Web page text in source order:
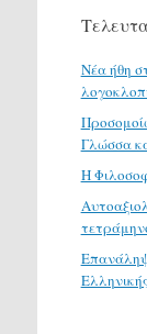
Νέα ήθη
Γλώσσα
H